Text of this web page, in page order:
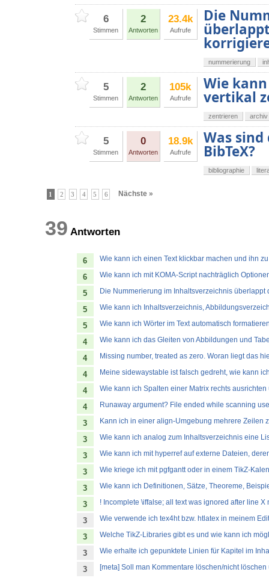
6
Stimmen
2
Antworten
23.4k
Aufrufe
Die
nummerierung
5
Stimmen
2
Antworten
105k
Aufrufe
Wie
vertikal
zentrieren archiv
5
Stimmen
0
Antworten
18.9k
Aufrufe
Was
BibTeX?
bibliographie
1 2 3 4 5 6 Nächste »
39 Antworten
6 Wie kann ich einen Text klickbar machen und ihn
6 Wie kann ich mit KOMA-Script nachträglich
5 Die Nummerierung im Inhaltsverzeichnis
5 Wie kann ich Inhaltsverzeichnis,
5 Wie kann ich Wörter im Text automatisch
4 Wie kann ich das Gleiten von Abbildungen und
4 Missing number, treated as zero. Woran liegt das
4 Meine sidewaystable ist falsch gedreht, wie kann
4 Wie kann ich Spalten einer Matrix rechts
4 Runaway argument? File ended while scanning
3 Kann ich in einer align-Umgebung mehrere Zeilen
3 Wie kann ich analog zum Inhaltsverzeichnis eine
3 Wie kann ich mit hyperref auf externe Dateien,
3 Wie kriege ich mit pgfgantt oder in einem TikZ-
3 Wie kann ich Definitionen, Sätze, Theoreme,
3 ! Incomplete \iffalse; all text was ignored after line
3 Wie verwende ich tex4ht bzw. htlatex in meinem
3 Welche TikZ-Libraries gibt es und wie kann ich
3 Wie erhalte ich gepunktete Linien für Kapitel im
3 [meta] Soll man Kommentare löschen/nicht